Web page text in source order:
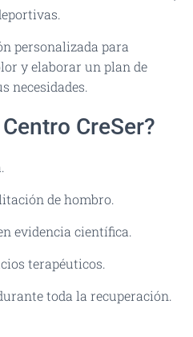
personalizada para
y elaborar un plan de
necesidades.
CreSer?
de hombro.
evidencia científica.
terapéuticos.
toda la recuperación.